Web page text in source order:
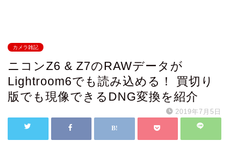
カメラ雑記
ニコンZ6 & Z7のRAWデータが
Lightroom6でも読み込める！ 買切り
版でも現像できるDNG変換を紹介
2019年7月5日